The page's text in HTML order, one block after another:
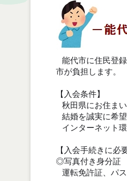
能代市に住民登
市が負担します。
【入会条件】
秋田県にお住ま
結婚を誠実に希
インターネット
【入会手続きに必
◎写真付き身分証
運転免許証、パ